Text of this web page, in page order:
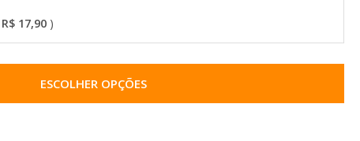
R$ 17,90
ESCOLHER OPÇÕES